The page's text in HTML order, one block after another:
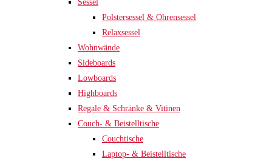
Sessel
Polstersessel & Ohrensessel
Relaxsessel
Wohnwände
Sideboards
Lowboards
Highboards
Regale & Schränke & Vitinen
Couch- & Beistelltische
Couchtische
Laptop- & Beistelltische